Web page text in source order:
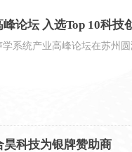
合昊科技参展第八届国际汽车NVH技术高峰
系统产业高峰论坛在苏州
科技为银牌赞助商